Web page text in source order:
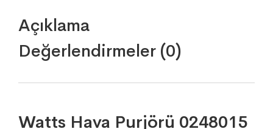
Açıklama
Değerlendirmeler (0)
Watts Hava Purjörü 0248015